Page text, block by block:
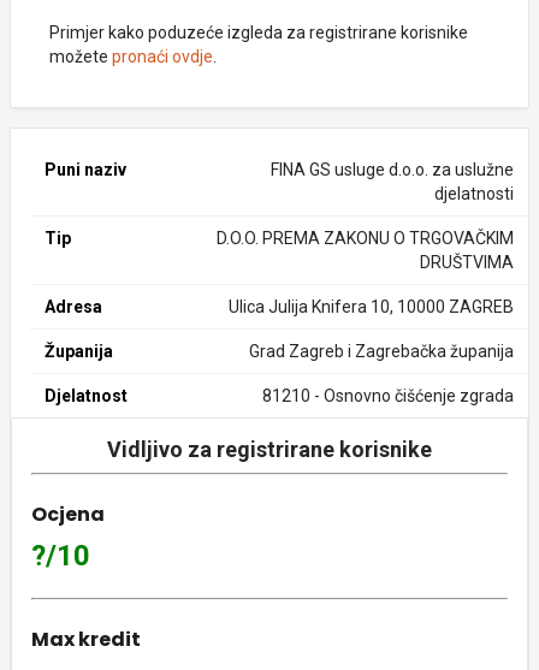
Primjer kako poduzeće izgleda za registrirane korisnike
možete pronaći ovdje
Puni naziv
FINA GS usluge d.o.o. za uslužne
djelatnosti
Tip
D.O.O. PREMA ZAKONU O TRGOVAČKIM
DRUŠTVIMA
Adresa Ulica Julija Knifera 10, 10000 ZAGREB
Županija Grad Zagreb i Zagrebačka županija
Djelatnost 81210 - Osnovno čišćenje zgrada
Vidljivo za registrirane korisnike
Ocjena
?/10
Max kredit